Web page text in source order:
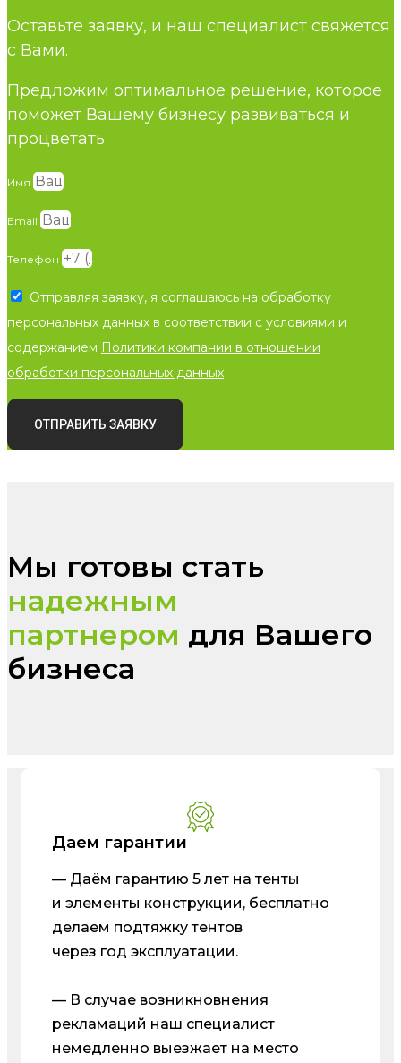
Оставьте заявку, и наш специалист свяжется
с Вами.
Предложим оптимальное решение, которое
поможет Вашему бизнесу развиваться и
процветать
Имя
Email
Телефон
Отправляя заявку, я соглашаюсь на обработку
персональных данных в соответствии с условиями и
содержанием Политики компании в отношении
обработки персональных данных
ОТПРАВИТЬ ЗАЯВКУ
Мы готовы стать
надежным
партнером для Вашего
бизнеса
Даем гарантии
— Даём гарантию 5 лет на тенты
и элементы конструкции, бесплатно
делаем подтяжку тентов
через год эксплуатации.
— В случае возникновнения
рекламаций наш специалист
немедленно выезжает на место